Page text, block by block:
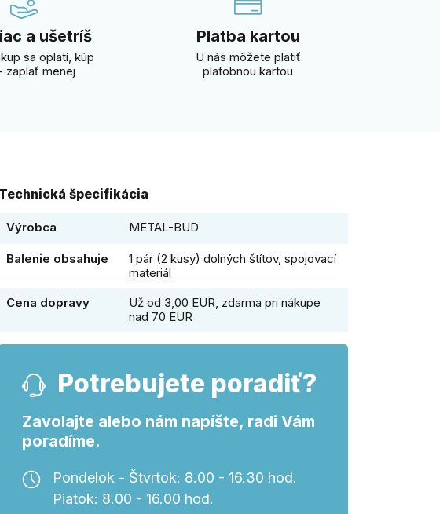
a ušetríš
sa oplatí, kúp
zaplať menej
Platba kartou
U nás môžete platiť
platobnou kartou
Technická špecifikácia
Výrobca METAL-BUD
Balenie obsahuje
1 pár (2 kusy) dolných štítov, spojovací
materiál
Cena dopravy
Už od 3,00 EUR, zdarma pri nákupe
nad 70 EUR
Potrebujete poradiť?
Zavolajte alebo nám napíšte, radi Vám
poradíme.
Pondelok - Štvrtok: 8.00 - 16.30 hod.
Piatok: 8.00 - 16.00 hod.